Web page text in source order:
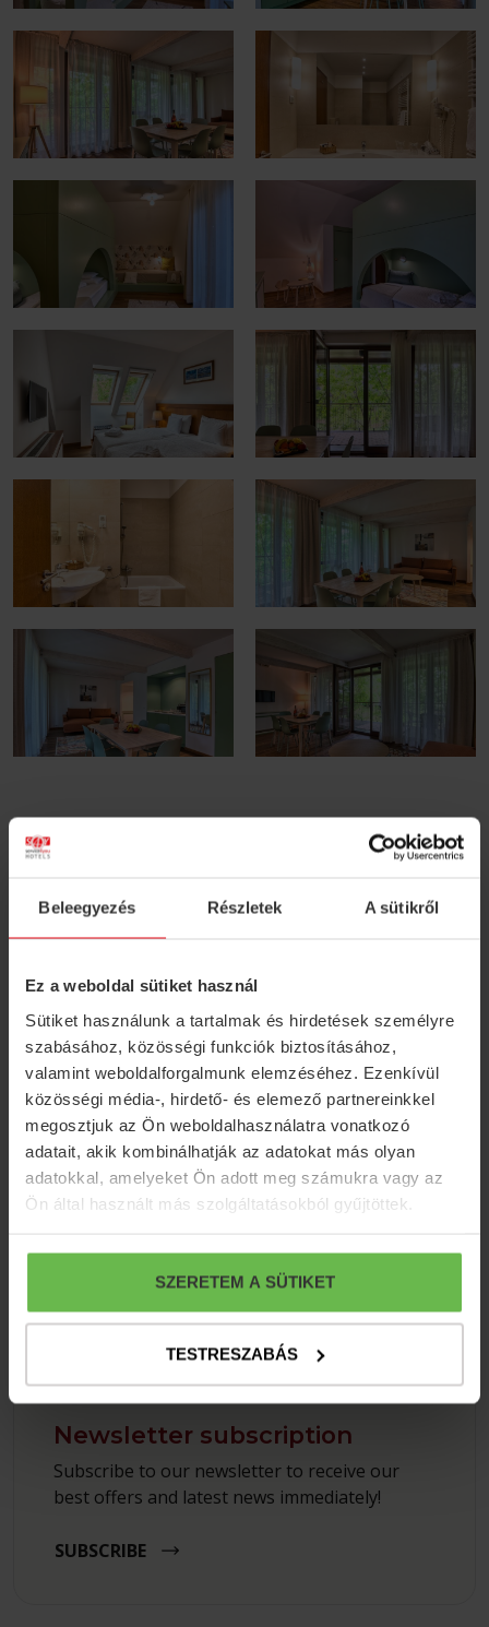
Beleegyezés Részletek A sütikről
Ez a weboldal sütiket használ
Sütiket használunk a tartalmak és hirdetések személyre
szabásához, közösségi funkciók biztosításához,
valamint weboldalforgalmunk elemzéséhez. Ezenkívül
közösségi média-, hirdető- és elemező partnereinkkel
megosztjuk az Ön weboldalhasználatra vonatkozó
adatait, akik kombinálhatják az adatokat más olyan
adatokkal, amelyeket Ön adott meg számukra vagy az
Ön által használt más szolgáltatásokból gyűjtöttek.
SZERETEM A SÜTIKET
TESTRESZABÁS
S4Y Club
Register for our loyalty program and book
discounted accommodation at any S4Y hotel!
INTERESTED IN
Newsletter subscription
Subscribe to our newsletter to receive our
best offers and latest news immediately!
SUBSCRIBE